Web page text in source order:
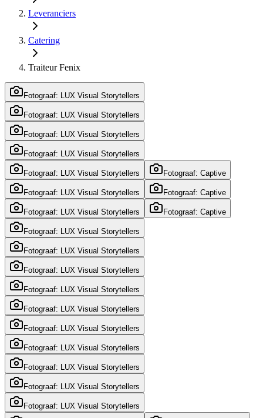
Leveranciers
Catering
Traiteur Fenix
Fotograaf: LUX Visual Storytellers
Fotograaf: LUX Visual Storytellers
Fotograaf: LUX Visual Storytellers
Fotograaf: LUX Visual Storytellers
Fotograaf: LUX Visual Storytellers Fotograaf: Captive
Fotograaf: LUX Visual Storytellers Fotograaf: Captive
Fotograaf: LUX Visual Storytellers Fotograaf: Captive
Fotograaf: LUX Visual Storytellers
Fotograaf: LUX Visual Storytellers
Fotograaf: LUX Visual Storytellers
Fotograaf: LUX Visual Storytellers
Fotograaf: LUX Visual Storytellers
Fotograaf: LUX Visual Storytellers
Fotograaf: LUX Visual Storytellers
Fotograaf: LUX Visual Storytellers
Fotograaf: LUX Visual Storytellers
Fotograaf: LUX Visual Storytellers